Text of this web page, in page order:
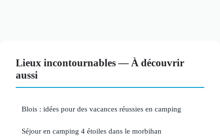
Lieux incontournables — À découvrir
aussi
Blois : idées pour des vacances réussies en camping
Séjour en camping 4 étoiles dans le morbihan